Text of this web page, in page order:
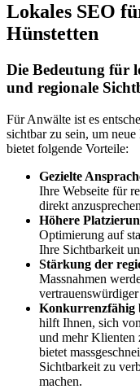
Lokales SEO
Hünstetten
Die Bedeutung für
und regionale
Für Anwälte ist es
sichtbar zu sein, um
bietet folgende Vorteile:
Gezielte
Ihre Webseite für
direkt
Höhere
Optimierung auf
Ihre Sichtbarkeit
Stärkung der
Massnahmen
Konkurrenzfähig
hilft Ihnen, sich
und mehr Klienten
bietet
Sichtbarkeit zu
machen.